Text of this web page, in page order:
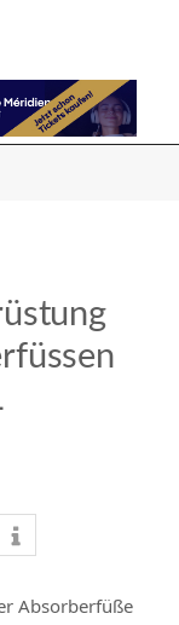
Absorberfüße